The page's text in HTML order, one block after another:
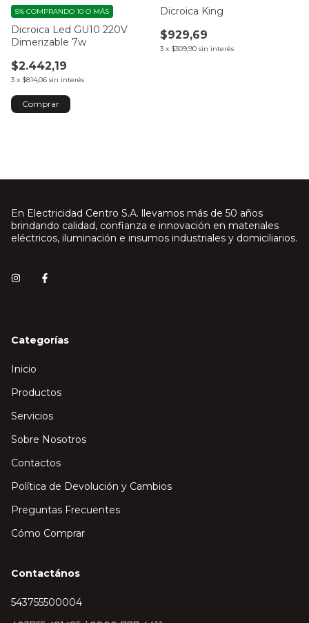
Dicroica Led GU10 220V
Dimerizable 7w
$2.442,19
3 x $814,06 sin interés
5% COMPRANDO 10 O MÁS Dicroica King
$929,69
3 x $309,90 sin interés
En Electricidad Centro S.A. llevamos más de 50 años
brindando calidad, confianza e innovación en materiales
eléctricos, iluminación e insumos industriales y domiciliarios.
Categorías
Inicio
Productos
Servicios
Sobre Nosotros
Contactos
Política de Devolución y Cambios
Preguntas Frecuentes
Cómo Comprar
Contactános
543755500004